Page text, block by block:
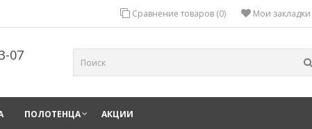
Мои закладки
Сравнение товаров (0)
07
ПОЛОТЕНЦА АКЦИИ